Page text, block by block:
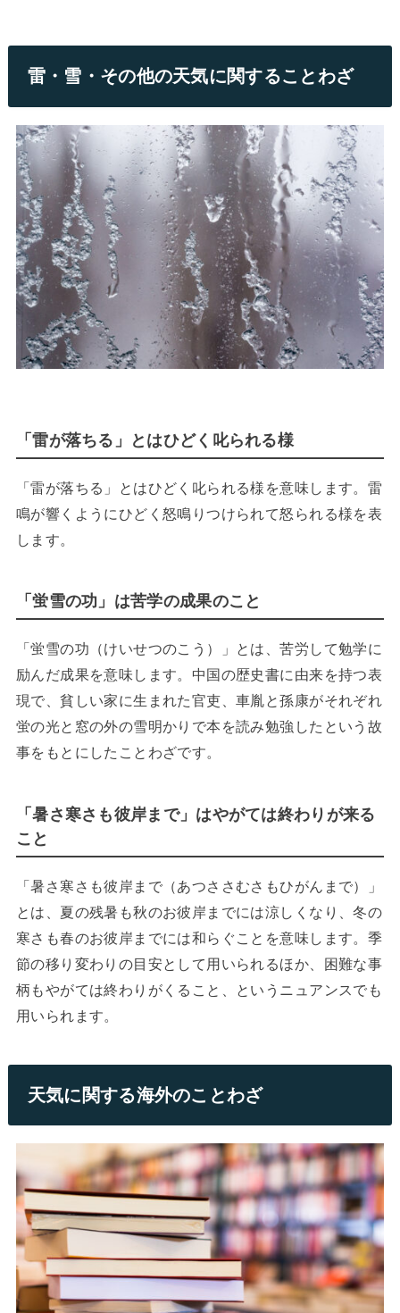
雷・雪・その他の天気に関することわざ
「雷が落ちる」とはひどく叱られる様
「雷が落ちる」とはひどく叱られる様を意味します。雷
鳴が響くようにひどく怒鳴りつけられて怒られる様を表
します。
「蛍雪の功」は苦学の成果のこと
「蛍雪の功（けいせつのこう）」とは、苦労して勉学に
励んだ成果を意味します。中国の歴史書に由来を持つ表
現で、貧しい家に生まれた官吏、車胤と孫康がそれぞれ
蛍の光と窓の外の雪明かりで本を読み勉強したという故
事をもとにしたことわざです。
「暑さ寒さも彼岸まで」はやがては終わりが来る
こと
「暑さ寒さも彼岸まで（あつささむさもひがんまで）」
とは、夏の残暑も秋のお彼岸までには涼しくなり、冬の
寒さも春のお彼岸までには和らぐことを意味します。季
節の移り変わりの目安として用いられるほか、困難な事
柄もやがては終わりがくること、というニュアンスでも
用いられます。
天気に関する海外のことわざ